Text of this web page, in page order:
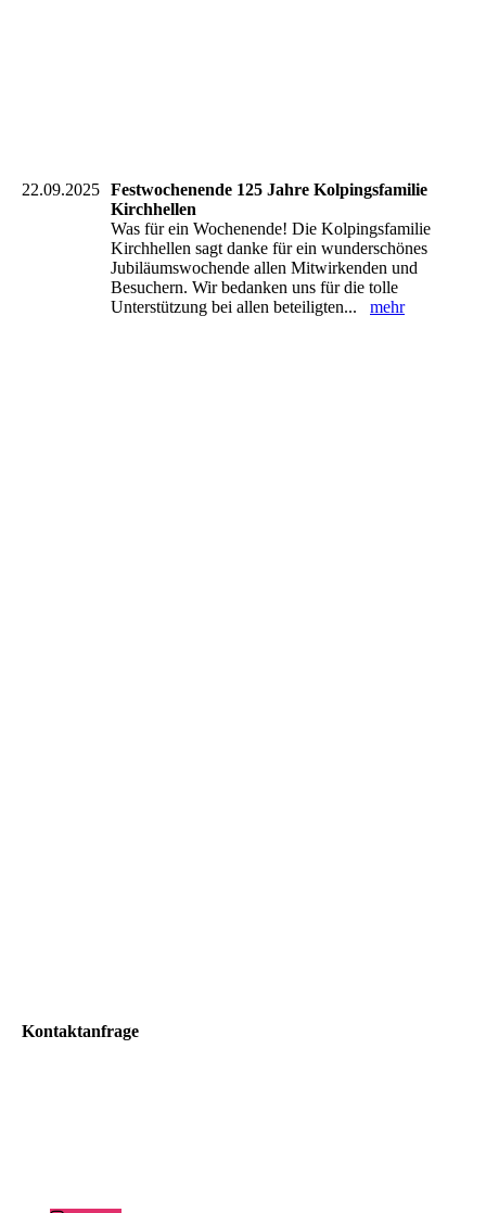
22.09.2025 Festwochenende 125 Jahre Kolpingsfamilie
Kirchhellen
Was für ein Wochenende! Die Kolpingsfamilie
Kirchhellen sagt danke für ein wunderschönes
Jubiläumswochende allen Mitwirkenden und
Besuchern. Wir bedanken uns für die tolle
Unterstützung bei allen beteiligten... mehr
Kontaktanfrage